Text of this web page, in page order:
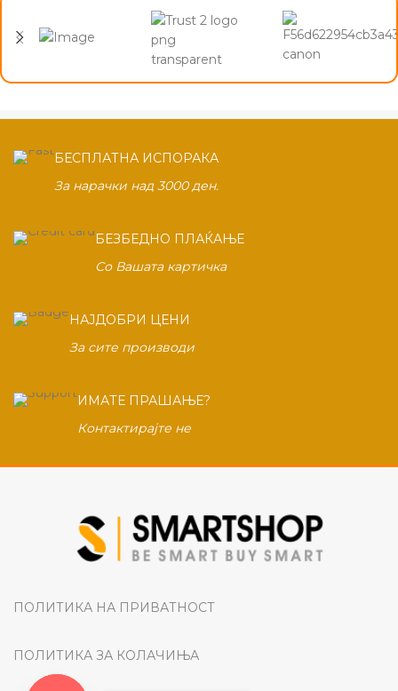
БЕСПЛАТНА ИСПОРАКА
За нарачки над 3000 ден.
БЕЗБЕДНО ПЛАЌАЊЕ
Со Вашата картичка
НАЈДОБРИ ЦЕНИ
За сите производи
ИМАТЕ ПРАШАЊЕ?
Контактирајте не
ПОЛИТИКА НА ПРИВАТНОСТ
ПОЛИТИКА ЗА КОЛАЧИЊА